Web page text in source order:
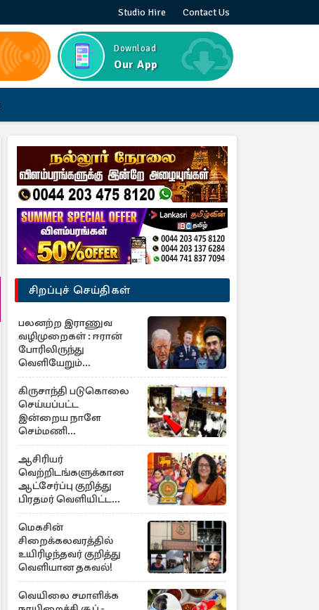
Studio Hire Contact Us
Download
Our App
சிறப்புச் செய்திகள்
பலனற்ற இராணுவ
வழிமுறைகள் : ஈரான்
போரிலிருந்து
வெளியேறும்
வழியைத்தேடும்
அமெரிக்க தளபதி
கிருசாந்தி படுகொலை
செய்யப்பட்ட
இன்றைய நாளே
செம்மணி
இனப்படுகொலை
தினம்…!
ஆசிரியர்
வெற்றிடங்களுக்கான
ஆட்சேர்ப்பு குறித்து
பிரதமர் வெளியிட்ட
அறிவிப்பு
மெகசின்
சிறைக்கலவரத்தில்
உயிரிழந்தவர் குறித்து
வெளியான தகவல்!
வெயிலை சமாளிக்க